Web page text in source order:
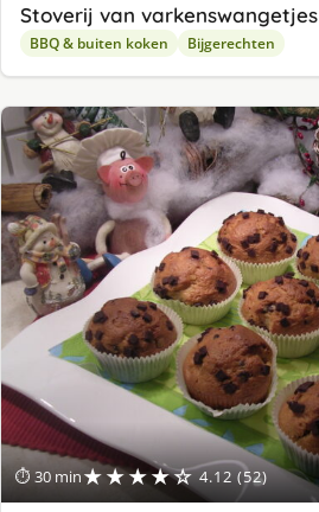
Stoverij van varkenswangetjes
BBQ & buiten koken Bijgerechten
⏱ 30 min★★★★☆ 4.12 (52)